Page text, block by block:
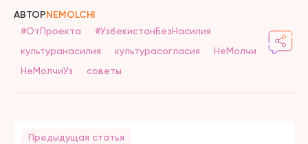
АВТОРNEMOLCHI
#ОтПроекта
#УзбекистанБезНасилия
культуранасилия
культурасогласия
НеМолчи
НеМолчиУз
советы
Предыдущая статья